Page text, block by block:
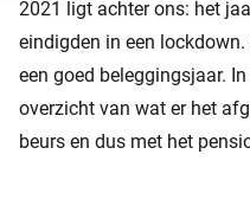
2021 ligt achter ons: het
eindigden in een
een goed beleggingsjaar.
overzicht van wat er het
beurs en dus met het